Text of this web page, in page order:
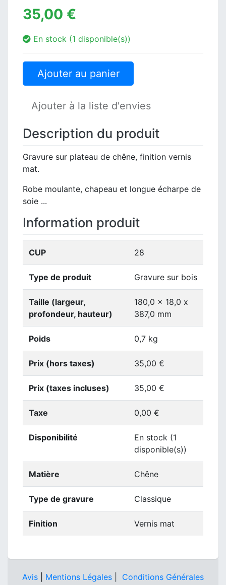
35,00 €
En stock (1 disponible(s))
Ajouter au panier
Ajouter à la liste d'envies
Description du produit
Gravure sur plateau de chêne, finition vernis
mat.
Robe moulante, chapeau et longue écharpe de
soie ...
Information produit
CUP 28
Type de produit Gravure sur bois
Taille (largeur,
profondeur, hauteur)
180,0 x 18,0 x
387,0 mm
Poids 0,7 kg
Prix (hors taxes) 35,00 €
Prix (taxes incluses) 35,00 €
Taxe 0,00 €
Disponibilité
En stock (1
disponible(s))
Matière Chêne
Type de gravure Classique
Finition Vernis mat
Avis Mentions Légales
Conditions Générales